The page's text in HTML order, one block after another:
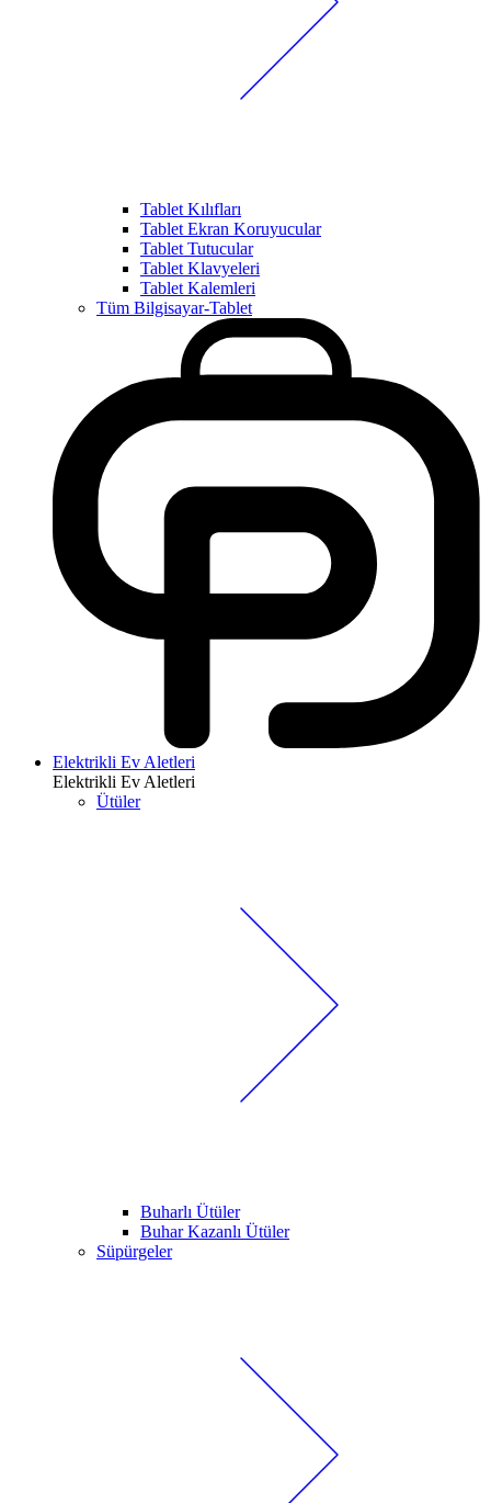
Tablet Kılıfları
Tablet Ekran Koruyucular
Tablet Tutucular
Tablet Klavyeleri
Tablet Kalemleri
Tüm Bilgisayar-Tablet
Elektrikli Ev Aletleri
Elektrikli Ev Aletleri
Ütüler
Buharlı Ütüler
Buhar Kazanlı Ütüler
Süpürgeler